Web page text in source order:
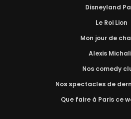
Disneyland
Le Roi Lion
Mon jour de
Alexis
Nos comedy
Nos spectacles de
Que faire à Paris ce